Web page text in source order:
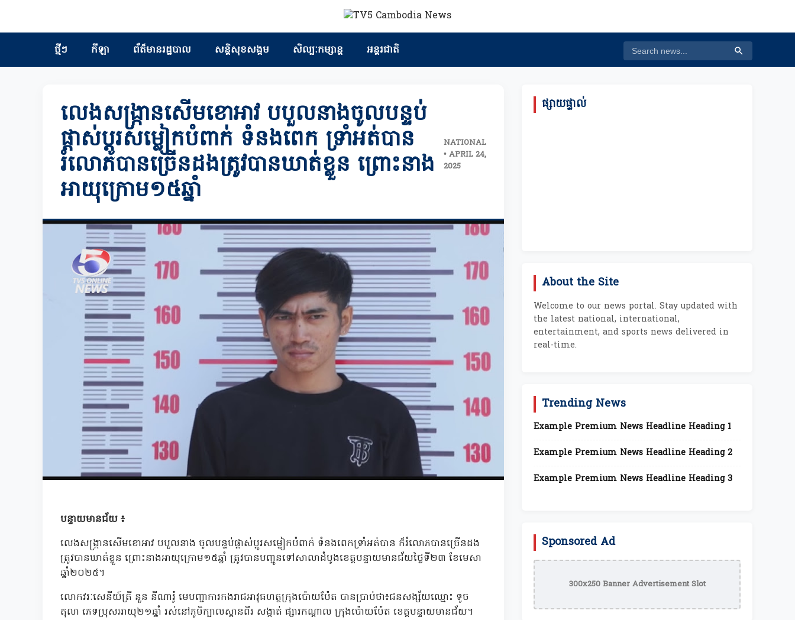
ថ្មីៗ កីឡា ព័ត៏មានរដ្ឋបាល សន្តិសុខសង្គម សិល្បៈកម្សាន្ត អន្តរជាតិ
លេងសង្ក្រានសើមខោអាវ បបួលនាងចូលបន្ទប់
ផ្តាស់ប្តូរសម្លៀកបំពាក់ ទំនងពេក ទ្រាំអត់បាន
រំលោភបានច្រើនដងត្រូវបានឃាត់ខ្លួន ព្រោះនាង
អាយុក្រោម១៥ឆ្នាំ
NATIONAL
• APRIL 24,
2025
បន្ទាយមានជ័យ ៖
លេងសង្ក្រានសើមខោអាវ បបួលនាង ចូលបន្ទប់ផ្តាស់ប្តូរសម្លៀកបំពាក់ ទំនងពេកទ្រាំអត់បាន ក៏រំលោភបានច្រើនដង
ត្រូវបានឃាត់ខ្លួន ព្រោះនាងអាយុក្រោម១៥ឆ្នាំ ត្រូវបានបញ្ជូនទៅសាលាដំបូងខេត្តបន្ទាយមានជ័យថ្ងៃទី២៣ ខែមេសា
ឆ្នាំ២០២៥។
លោកវរៈសេនីយ៍ត្រី នួន នីណារ៉ូ មេបញ្ជាការកងរាជអាវុធហត្ថក្រុងប៉ោយប៉ែត បានប្រាប់ថា៖ជនសង្ស័យឈ្មោះ ទូច
តុលា ភេទប្រុសអាយុ២១ឆ្នាំ រស់នៅភូមិក្បាលស្ពានពីរ សង្កាត់ ផ្សារកណ្តាល ក្រុងប៉ោយប៉ែត ខេត្តបន្ទាយមានជ័យ។
ផ្សាយផ្ទាល់
About the Site
Welcome to our news portal. Stay updated with
the latest national, international,
entertainment, and sports news delivered in
real-time.
Trending News
Example Premium News Headline Heading 1
Example Premium News Headline Heading 2
Example Premium News Headline Heading 3
Sponsored Ad
300x250 Banner Advertisement Slot